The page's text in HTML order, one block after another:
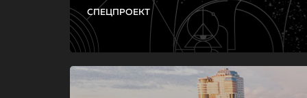
СПЕЦПРОЕКТ